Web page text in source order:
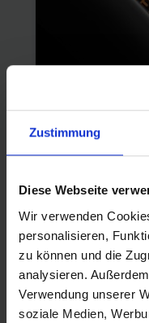
Zustimmung
Diese Webseite
Wir verwenden
personalisieren,
zu können und die
analysieren.
Verwendung unserer
soziale Medien,
TESTSIEG
Auf der Suche
hat das Roadbike